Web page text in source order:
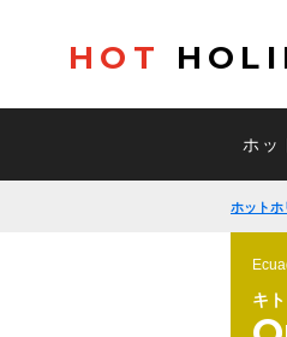
HOT
ホッ
ホットホ
キト